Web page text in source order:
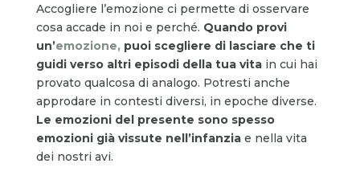
Accogliere l’emozione ci permette di osservare
cosa accade in noi e perché. Quando provi
un’emozione,puoi scegliere di lasciare che ti
guidi verso altri episodi della tua vitain cui hai
provato qualcosa di analogo. Potresti anche
approdare in contesti diversi, in epoche diverse.
Le emozioni del presente sono spesso
emozioni già vissute nell’infanziae nella vita
dei nostri avi.